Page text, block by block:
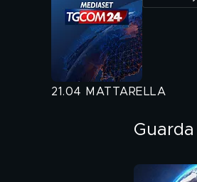
21.04 MATTARELLA